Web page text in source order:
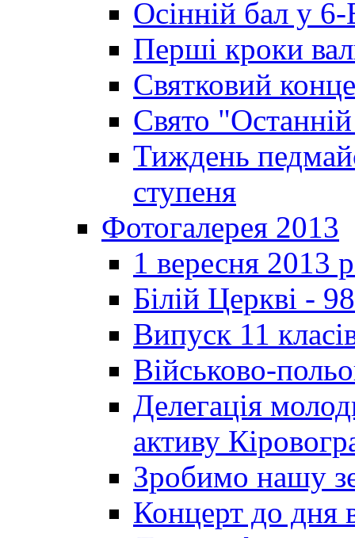
Осінній бал у 6-
Перші кроки
Святковий
Свято
Тиждень
ступеня
Фотогалерея 2013
1 вересня 2013
Білій Церкві -
Випуск 11
Військово-
Делегація
активу
Зробимо нашу
Концерт до дня